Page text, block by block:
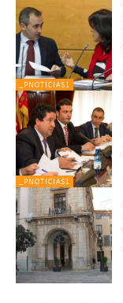
_PNOTICIAS1
_PNOTICIAS1